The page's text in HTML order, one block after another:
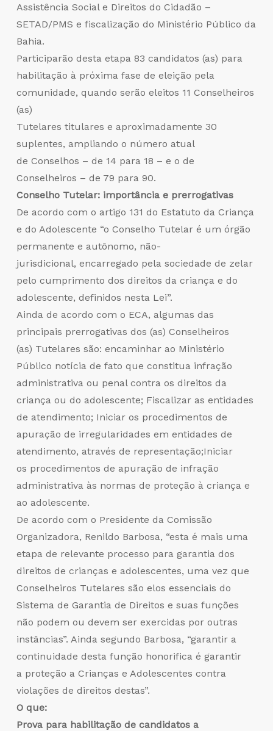
Assistência Social e Direitos do Cidadão –
SETAD/PMS e fiscalização do Ministério Público da
Bahia.
Participarão desta etapa 83 candidatos (as) para
habilitação à próxima fase de eleição pela
comunidade, quando serão eleitos 11 Conselheiros
(as)
Tutelares titulares e aproximadamente 30
suplentes, ampliando o número atual
de Conselhos – de 14 para 18 – e o de
Conselheiros – de 79 para 90.
Conselho Tutelar: importância e prerrogativas
De acordo com o artigo 131 do Estatuto da Criança
e do Adolescente “o Conselho Tutelar é um órgão
permanente e autônomo, não-
jurisdicional, encarregado pela sociedade de zelar
pelo cumprimento dos direitos da criança e do
adolescente, definidos nesta Lei”.
Ainda de acordo com o ECA, algumas das
principais prerrogativas dos (as) Conselheiros
(as) Tutelares são: encaminhar ao Ministério
Público notícia de fato que constitua infração
administrativa ou penal contra os direitos da
criança ou do adolescente; Fiscalizar as entidades
de atendimento; Iniciar os procedimentos de
apuração de irregularidades em entidades de
atendimento, através de representação;Iniciar
os procedimentos de apuração de infração
administrativa às normas de proteção à criança e
ao adolescente.
De acordo com o Presidente da Comissão
Organizadora, Renildo Barbosa, “esta é mais uma
etapa de relevante processo para garantia dos
direitos de crianças e adolescentes, uma vez que
Conselheiros Tutelares são elos essenciais do
Sistema de Garantia de Direitos e suas funções
não podem ou devem ser exercidas por outras
instâncias”. Ainda segundo Barbosa, “garantir a
continuidade desta função honorifica é garantir
a proteção a Crianças e Adolescentes contra
violações de direitos destas”.
O que:
Prova para habilitação de candidatos a